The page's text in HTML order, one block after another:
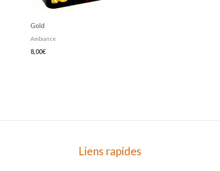
Gold
Ambiance
8,00€
Liens rapides